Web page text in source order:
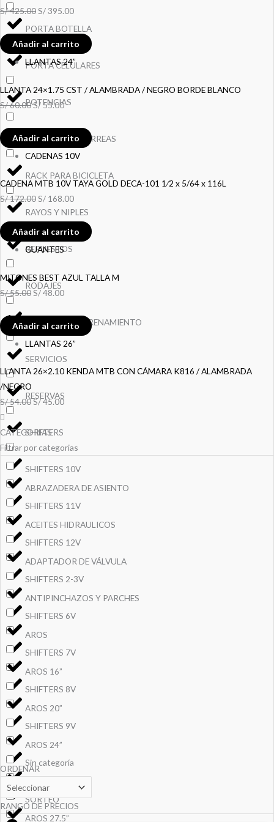
PORTA BOTELLA
PORTA CELULARES
POTENCIAS
PUNTERAS Y CORREAS
RACK PARA BICICLETA
RAYOS Y NIPLES
REPUESTOS
RODAJES
RUEDAS DE ENTRENAMIENTO
SERVICIOS
RESERVAS
SHIFTERS
SHIFTERS 10V
SHIFTERS 11V
SHIFTERS 12V
SHIFTERS 2-3V
SHIFTERS 6V
SHIFTERS 7V
SHIFTERS 8V
SHIFTERS 9V
Sin categoría
SORTEO
S/425.00S/395.00
Añadir al carrito
LLANTAS 24”
LLANTA 24×1.75 CST / ALAMBRADA / NEGRO BORDE BLANCO
S/60.00S/55.00
Añadir al carrito
CADENAS 10V
CADENA MTB 10V TAYA GOLD DECA-101 1⁄2 x 5/64 x 116L
S/172.00S/ 168.00
Añadir al carrito
GUANTES
MITONES BEST AZUL TALLA M
S/55.00S/48.00
Añadir al carrito
LLANTAS 26”
LLANTA 26×2.10 KENDA MTB CON CÁMARA K816 / ALAMBRADA
/NEGRO
S/54.00S/45.00
CATEGORIAS
Filtrar por categorias
ABRAZADERA DE ASIENTO
ACEITES HIDRAULICOS
ADAPTADOR DE VÁLVULA
ANTIPINCHAZOS Y PARCHES
AROS
AROS 16”
AROS 20”
AROS 24”
AROS 27.5”
ORDENAR
RANGO DE PRECIOS